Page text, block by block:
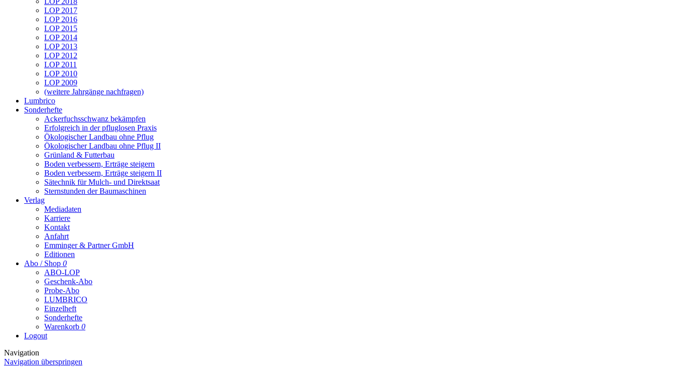
LOP 2017
LOP 2016
LOP 2015
LOP 2014
LOP 2013
LOP 2012
LOP 2011
LOP 2010
LOP 2009
(weitere Jahrgänge nachfragen)
Lumbrico
Sonderhefte
Ackerfuchsschwanz bekämpfen
Erfolgreich in der pfluglosen Praxis
Ökologischer Landbau ohne Pflug
Ökologischer Landbau ohne Pflug II
Grünland & Futterbau
Boden verbessern, Erträge steigern
Boden verbessern, Erträge steigern II
Sätechnik für Mulch- und Direktsaat
Sternstunden der Baumaschinen
Verlag
Mediadaten
Karriere
Kontakt
Anfahrt
Emminger & Partner GmbH
Editionen
Abo / Shop 0
ABO-LOP
Geschenk-Abo
Probe-Abo
LUMBRICO
Einzelheft
Sonderhefte
Warenkorb 0
Logout
Navigation
Navigation überspringen